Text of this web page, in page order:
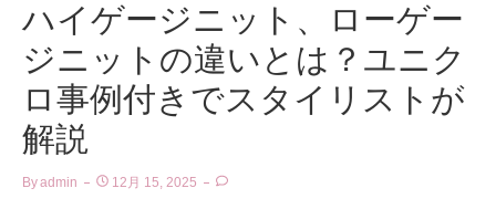
ハイゲージニット、ローゲー
ジニットの違いとは？ユニク
ロ事例付きでスタイリストが
解説
ByAdmin 12月 15, 2025